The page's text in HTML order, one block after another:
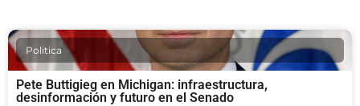
Politica
Pete Buttigieg en Michigan: infraestructura,
desinformación y futuro en el Senado